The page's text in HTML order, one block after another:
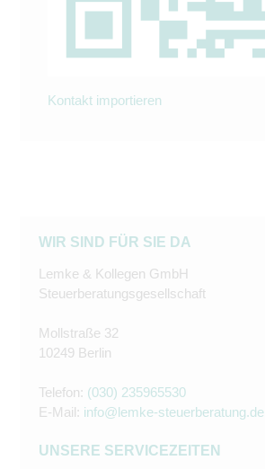
Kontakt importieren
WIR SIND FÜR SIE DA
Lemke & Kollegen GmbH
Steuerberatungsgesellschaft
Mollstraße 32
10249 Berlin
Telefon: (030) 235965530
E-Mail: info@lemke-steuerberatung.de
UNSERE SERVICEZEITEN